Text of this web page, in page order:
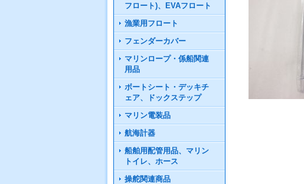
フロート)、EVAフロート
漁業用フロート
フェンダーカバー
マリンロープ・係船関連
用品
ボートシート・デッキチ
ェア、ドックステップ
マリン電装品
航海計器
船舶用配管用品、マリン
トイレ、ホース
操舵関連商品